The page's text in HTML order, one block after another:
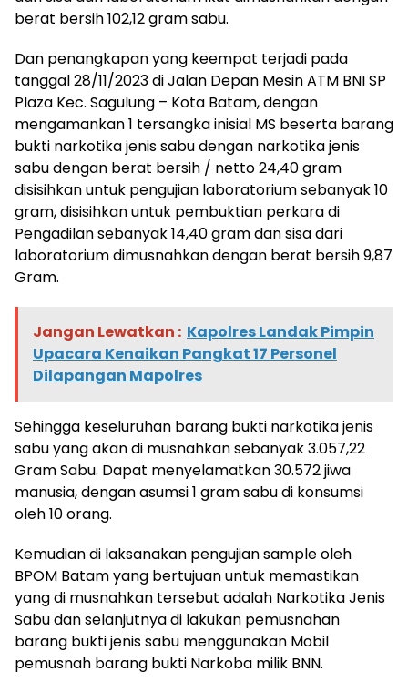
berat bersih 102,12 gram sabu.
Dan penangkapan yang keempat terjadi pada
tanggal 28/11/2023 di Jalan Depan Mesin ATM BNI SP
Plaza Kec. Sagulung – Kota Batam, dengan
mengamankan 1 tersangka inisial MS beserta barang
bukti narkotika jenis sabu dengan narkotika jenis
sabu dengan berat bersih / netto 24,40 gram
disisihkan untuk pengujian laboratorium sebanyak 10
gram, disisihkan untuk pembuktian perkara di
Pengadilan sebanyak 14,40 gram dan sisa dari
laboratorium dimusnahkan dengan berat bersih 9,87
Gram.
Jangan Lewatkan : Kapolres Landak Pimpin
Upacara Kenaikan Pangkat 17 Personel
Dilapangan Mapolres
Sehingga keseluruhan barang bukti narkotika jenis
sabu yang akan di musnahkan sebanyak 3.057,22
Gram Sabu. Dapat menyelamatkan 30.572 jiwa
manusia, dengan asumsi 1 gram sabu di konsumsi
oleh 10 orang.
Kemudian di laksanakan pengujian sample oleh
BPOM Batam yang bertujuan untuk memastikan
yang di musnahkan tersebut adalah Narkotika Jenis
Sabu dan selanjutnya di lakukan pemusnahan
barang bukti jenis sabu menggunakan Mobil
pemusnah barang bukti Narkoba milik BNN.